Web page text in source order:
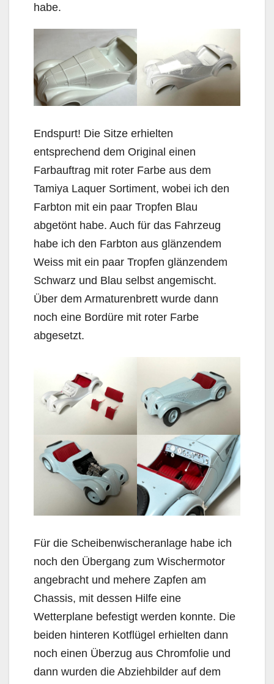
habe.
Endspurt! Die Sitze erhielten
entsprechend dem Original einen
Farbauftrag mit roter Farbe aus dem
Tamiya Laquer Sortiment, wobei ich den
Farbton mit ein paar Tropfen Blau
abgetönt habe. Auch für das Fahrzeug
habe ich den Farbton aus glänzendem
Weiss mit ein paar Tropfen glänzendem
Schwarz und Blau selbst angemischt.
Über dem Armaturenbrett wurde dann
noch eine Bordüre mit roter Farbe
abgesetzt.
Für die Scheibenwischeranlage habe ich
noch den Übergang zum Wischermotor
angebracht und mehere Zapfen am
Chassis, mit dessen Hilfe eine
Wetterplane befestigt werden konnte. Die
beiden hinteren Kotflügel erhielten dann
noch einen Überzug aus Chromfolie und
dann wurden die Abziehbilder auf dem